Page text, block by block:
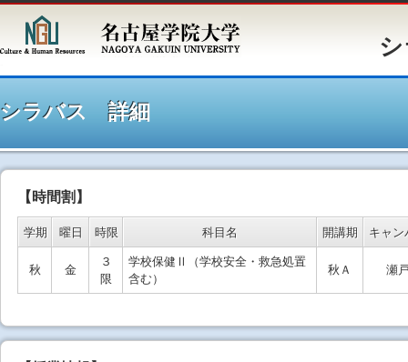
シラバ
シラバス 詳細
【時間割】
学期 曜日 時限 科目名 開講期 キャン
秋 金
３
限
学校保健Ⅱ（学校安全・救急処置
含む）
秋Ａ 瀬